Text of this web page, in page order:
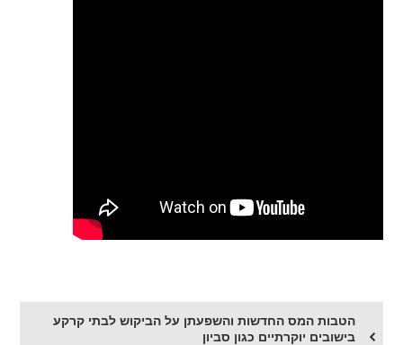
הטבות המס החדשות והשפעתן על הביקוש לבתי קרקע
בישובים יוקרתיים כגון סביון